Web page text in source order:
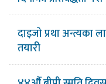
दाइजो प्रथा अन्त्यका
तयारी